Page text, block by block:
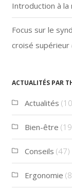
Introduction à la
Focus sur le
croisé supérieur
Actualités par
Actualités
Bien-être
Conseils (47)
Ergonomie